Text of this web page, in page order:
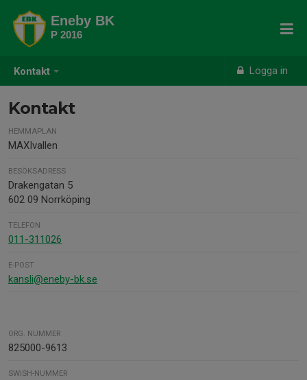
Kontakt Logga in
Eneby BK
P 2016
Kontakt
HEMMAPLAN
MAXIvallen
BESÖKSADRESS
Drakengatan 5
602 09 Norrköping
TELEFON
011-311026
E-POST
kansli@eneby-bk.se
ORG. NUMMER
825000-9613
SWISH-NUMMER